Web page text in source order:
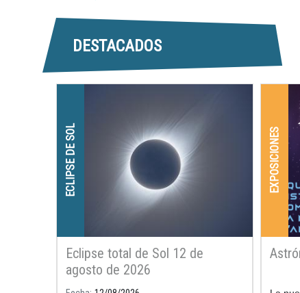
DESTACADOS
ECLIPSE DE SOL
Eclipse total de Sol 12 de
agosto de 2026
EXPOSICIONES